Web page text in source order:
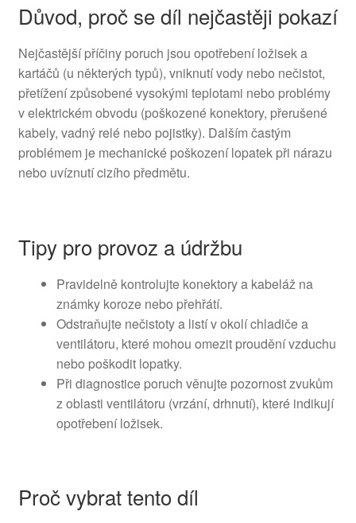
Důvod, proč se díl nejčastěji pokazí
Nejčastější příčiny poruch jsou opotřebení ložisek a
kartáčů (u některých typů), vniknutí vody nebo nečistot,
přetížení způsobené vysokými teplotami nebo problémy
v elektrickém obvodu (poškozené konektory, přerušené
kabely, vadný relé nebo pojistky). Dalším častým
problémem je mechanické poškození lopatek při nárazu
nebo uvíznutí cizího předmětu.
Tipy pro provoz a údržbu
Pravidelně kontrolujte konektory a kabeláž na
známky koroze nebo přehřátí.
Odstraňujte nečistoty a listí v okolí chladiče a
ventilátoru, které mohou omezit proudění vzduchu
nebo poškodit lopatky.
Při diagnostice poruch věnujte pozornost zvukům
z oblasti ventilátoru (vrzání, drhnutí), které indikují
opotřebení ložisek.
Proč vybrat tento díl